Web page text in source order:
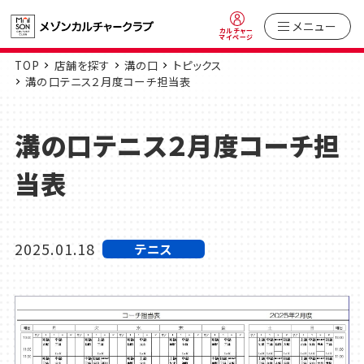
カルチャー
マイページ
メニュー
TOP 店舗を探す 溝の口
トピックス
溝の口テニス２月度コーチ担当表
溝の口テニス２月度コーチ担
当表
2025.01.18 テニス